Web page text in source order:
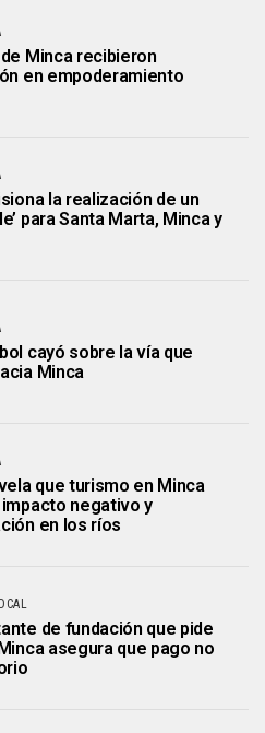
Minca recibieron
en empoderamiento
la realización de un
para Santa Marta, Minca y
cayó sobre la vía que
Minca
que turismo en Minca
negativo y
en los ríos
de fundación que pide
asegura que pago no